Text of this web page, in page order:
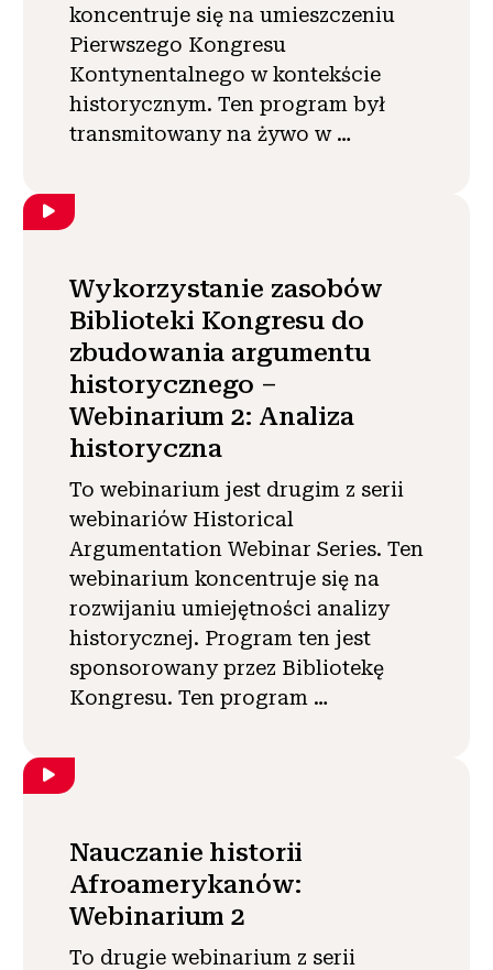
koncentruje się na umieszczeniu
Pierwszego Kongresu
Kontynentalnego w kontekście
historycznym. Ten program był
transmitowany na żywo w …
Wykorzystanie zasobów
Biblioteki Kongresu do
zbudowania argumentu
historycznego –
Webinarium 2: Analiza
historyczna
To webinarium jest drugim z serii
webinariów Historical
Argumentation Webinar Series. Ten
webinarium koncentruje się na
rozwijaniu umiejętności analizy
historycznej. Program ten jest
sponsorowany przez Bibliotekę
Kongresu. Ten program …
Nauczanie historii
Afroamerykanów:
Webinarium 2
To drugie webinarium z serii